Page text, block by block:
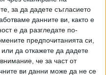
за да дадете съгласието
данните ви, както е
е да разгледате по-
предпочитанията си,
да откажете да дадете
че за част от
ви данни може да не се
в големите търговски
спрямо хората в
вериги нямат свои
и малките търговци да
на хранителните стоки,